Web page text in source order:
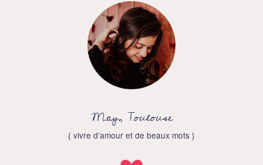
May, Toulouse
{ vivre d'amour et de beaux mots }